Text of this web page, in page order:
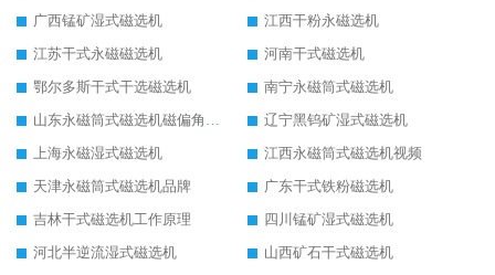
广西锰矿湿式磁选机
江西干粉永磁选机
江苏干式永磁磁选机
河南干式磁选机
鄂尔多斯干式干选磁选机
南宁永磁筒式磁选机
山东永磁筒式磁选机磁偏角怎么调整
辽宁黑钨矿湿式磁选机
上海永磁湿式磁选机
江西永磁筒式磁选机视频
天津永磁筒式磁选机品牌
广东干式铁粉磁选机
吉林干式磁选机工作原理
四川锰矿湿式磁选机
河北半逆流湿式磁选机
山西矿石干式磁选机